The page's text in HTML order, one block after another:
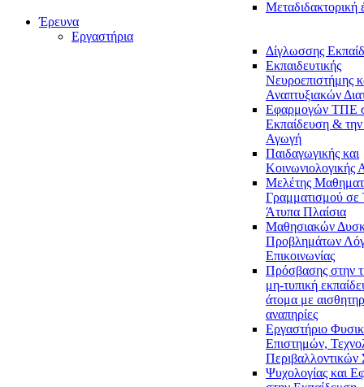
Μεταδιδακτορική
Έρευνα
Εργαστήρια
Δίγλωσσης
Εκπαιδευτικής
Νευροεπιστήμης
Αναπτυξιακών
Εφαρμογών ΤΠΕ
Εκπαίδευση & την
Αγωγή
Παιδαγωγικής και
Κοινωνιολογικής
Μελέτης
Γραμματισμού σε
Άτυπα Πλαίσια
Μαθησιακών
Προβλημάτων
Επικοινωνίας
Πρόσβασης στην
μη-τυπική
άτομα με
αναπηρίες
Εργαστήριο
Επιστημών,
Ψυχολογίας και